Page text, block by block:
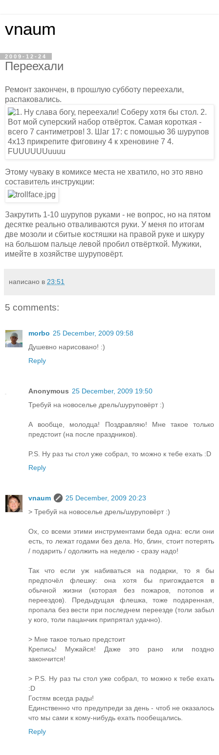
vnaum
2009-12-24
Переехали
Ремонт закончен, в прошлую субботу переехали,
распаковались.
Этому чуваку в комиксе места не хватило, но это явно
составитель инструкции:
Закрутить 1-10 шурупов руками - не вопрос, но на пятом
десятке реально отваливаются руки. У меня по итогам
две мозоли и сбитые костяшки на правой руке и шкуру
на большом пальце левой пробил отвёрткой. Мужики,
имейте в хозяйстве шуруповёрт.
написано в 23:51
5 comments:
morbo 25 December, 2009 09:58
Душевно нарисовано! :)
Reply
Anonymous 25 December, 2009 19:50
Требуй на новоселье дрель/шуруповёрт :)
А вообще, молодца! Поздравляю! Мне такое только
предстоит (на после праздников).
P.S. Ну раз ты стол уже собрал, то можно к тебе ехать :D
Reply
vnaum
25 December, 2009 20:23
> Требуй на новоселье дрель/шуруповёрт :)
Ох, со всеми этими инструментами беда одна: если они
есть, то лежат годами без дела. Но, блин, стоит потерять
/ подарить / одолжить на неделю - сразу надо!
Так что если уж набиваться на подарки, то я бы
предпочёл флешку: она хотя бы пригождается в
обычной жизни (которая без пожаров, потопов и
переездов). Предыдущая флешка, тоже подаренная,
пропала без вести при последнем переезде (толи забыл
у кого, толи пацанчик припрятал удачно).
> Мне такое только предстоит
Крепись! Мужайся! Даже это рано или поздно
закончится!
> P.S. Ну раз ты стол уже собрал, то можно к тебе ехать
:D
Гостям всегда рады!
Единственно что предупреди за день - чтоб не оказалось
что мы сами к кому-нибудь ехать пообещались.
Reply